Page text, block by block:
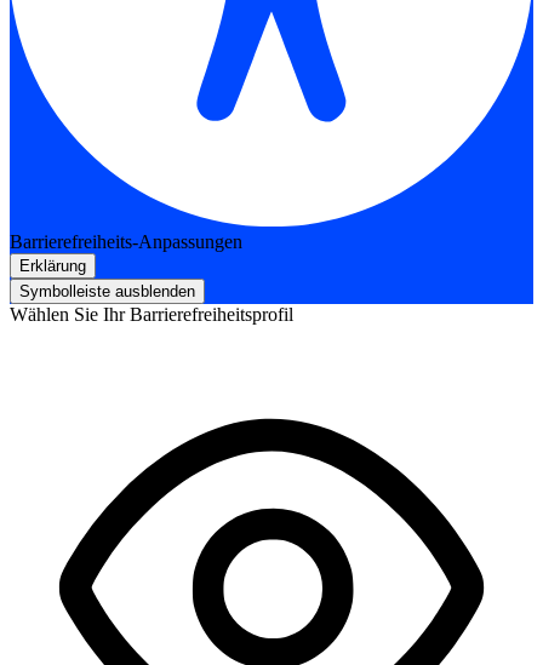
Barrierefreiheits-Anpassungen
Erklärung
Symbolleiste ausblenden
Wählen Sie Ihr Barrierefreiheitsprofil